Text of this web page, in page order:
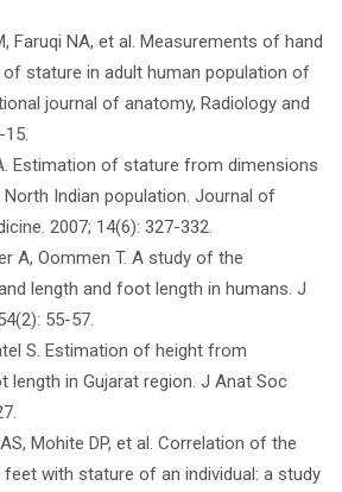
Faruqi NA, et al. Measurements of hand
stature in adult human population of
journal of anatomy, Radiology and
Estimation of stature from dimensions
Indian population. Journal of
2007; 14(6): 327-332.
A, Oommen T. A study of the
length and foot length in humans. J
55-57.
S. Estimation of height from
in Gujarat region. J Anat Soc
Mohite DP, et al. Correlation of the
with stature of an individual: a study